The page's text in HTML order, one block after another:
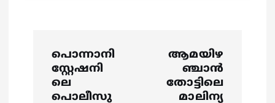
പൊന്നാനി
സ്റ്റേഷനി
ലെ
പൊലീസു
ആമയിഴ
ഞ്ചാൻ
തോട്ടിലെ
മാലിന്യ